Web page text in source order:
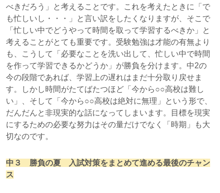
べきだろう」と考えることです。これを考えたときに「で
も忙しいし・・・」と言い訳をしたくなりますが、そこで
「忙しい中でどうやって時間を取って学習するべきか」と
考えることがとても重要です。受験勉強は才能の有無より
も、こうして「必要なことを洗い出して、忙しい中で時間
を作って学習できるかどうか」が勝負を分けます。中2の
今の段階であれば、学習上の遅れはまだ十分取り戻せま
す。しかし時間がたてばたつほど「今から○○高校は難し
い」、そして「今から○○高校は絶対に無理」という形で、
だんだんと非現実的な話になってしまいます。目標を現実
にするための必要な努力はその量だけでなく「時期」も大
切なのです。
中３ 勝負の夏 入試対策をまとめて進める最後のチャン
ス